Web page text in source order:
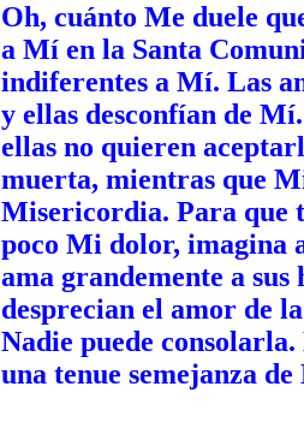
Oh, cuánto Me duele
a Mí en la Santa
indiferentes a Mí. Las
y ellas desconfían de
ellas no quieren
muerta, mientras que
Misericordia. Para que
poco Mi dolor, imagina
ama grandemente a
desprecian el amor de
Nadie puede
una tenue semejanza